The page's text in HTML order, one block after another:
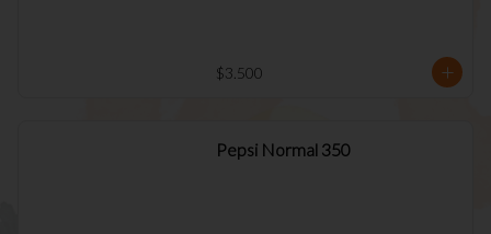
$3.500
Pepsi Normal 350